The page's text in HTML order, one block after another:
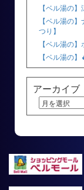
【ベル湯の
【ベル湯の
つり】
【ベル湯の
【ベル湯の
アーカイブ